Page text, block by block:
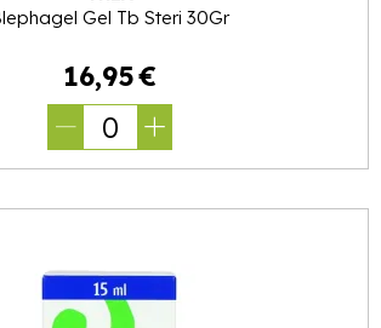
Gel Tb Steri 30Gr
16,95€
0